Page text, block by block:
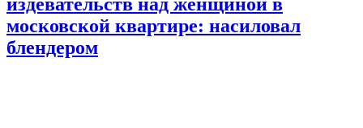
московской квартире: насиловал
блендером